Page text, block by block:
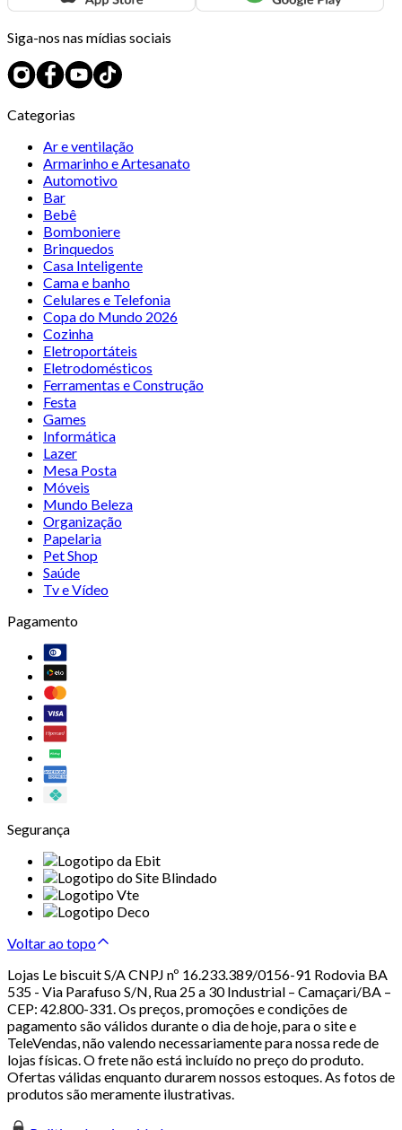
Siga-nos nas mídias sociais
Categorias
Ar e ventilação
Armarinho e Artesanato
Automotivo
Bar
Bebê
Bomboniere
Brinquedos
Casa Inteligente
Cama e banho
Celulares e Telefonia
Copa do Mundo 2026
Cozinha
Eletroportáteis
Eletrodomésticos
Ferramentas e Construção
Festa
Games
Informática
Lazer
Mesa Posta
Móveis
Mundo Beleza
Organização
Papelaria
Pet Shop
Saúde
Tv e Vídeo
Pagamento
Segurança
Voltar ao topo
Lojas Le biscuit S/A CNPJ nº 16.233.389/0156-91 Rodovia BA
535 - Via Parafuso S/N, Rua 25 a 30 Industrial – Camaçari/BA –
CEP: 42.800-331. Os preços, promoções e condições de
pagamento são válidos durante o dia de hoje, para o site e
TeleVendas, não valendo necessariamente para nossa rede de
lojas físicas. O frete não está incluído no preço do produto.
Ofertas válidas enquanto durarem nossos estoques. As fotos de
produtos são meramente ilustrativas.